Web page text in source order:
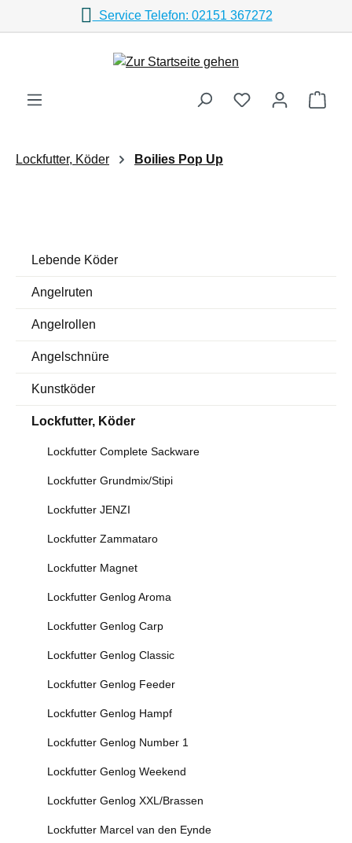
Zum Hauptinhalt springenService Telefon: 02151 367272
Lockfutter, Köder Boilies Pop Up
Lebende Köder
Angelruten
Angelrollen
Angelschnüre
Kunstköder
Lockfutter, Köder
Lockfutter Complete Sackware
Lockfutter Grundmix/Stipi
Lockfutter JENZI
Lockfutter Zammataro
Lockfutter Magnet
Lockfutter Genlog Aroma
Lockfutter Genlog Carp
Lockfutter Genlog Classic
Lockfutter Genlog Feeder
Lockfutter Genlog Hampf
Lockfutter Genlog Number 1
Lockfutter Genlog Weekend
Lockfutter Genlog XXL/Brassen
Lockfutter Marcel van den Eynde